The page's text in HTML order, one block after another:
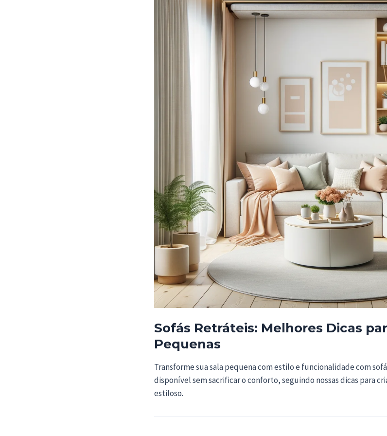
Sofás Retráteis: Melhores Dicas
Pequenas
Transforme sua sala pequena com estilo e funcionalidade com
disponível sem sacrificar o conforto, seguindo nossas dicas para
estiloso.